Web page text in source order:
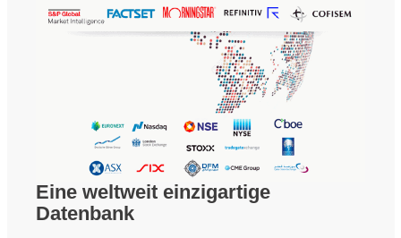
Eine weltweit einzigartige
Datenbank